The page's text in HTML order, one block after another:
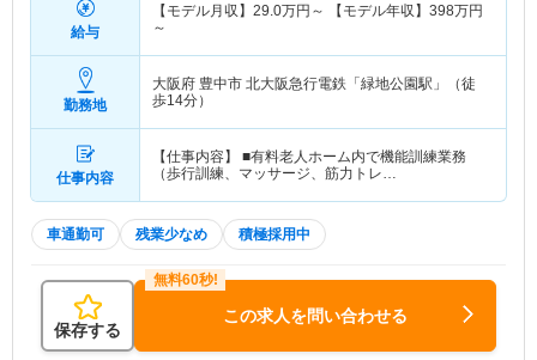
給与
【モデル月収】 29.0万円～ 【モデル年収】 398万円
～
勤務地
大阪府 豊中市 北大阪急行電鉄「緑地公園駅」（徒
歩14分）
仕事内容
【仕事内容】 ■有料老人ホーム内で機能訓練業務
（歩行訓練、マッサージ、筋力トレ…
車通勤可 残業少なめ 積極採用中
保存する
この求人を問い合わせる